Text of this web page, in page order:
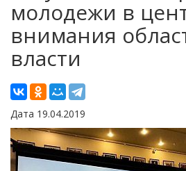
молодежи в
внимания
власти
Дата 19.04.2019